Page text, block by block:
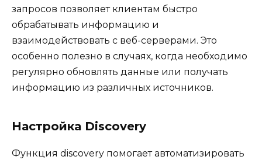
запросов позволяет клиентам быстро
обрабатывать информацию и
взаимодействовать с веб-серверами. Это
особенно полезно в случаях, когда необходимо
регулярно обновлять данные или получать
информацию из различных источников.
Настройка Discovery
Функция discovery помогает автоматизировать